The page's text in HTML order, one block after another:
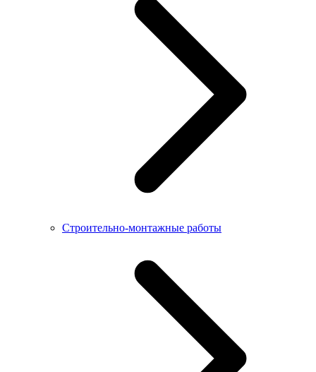
Строительно-монтажные работы